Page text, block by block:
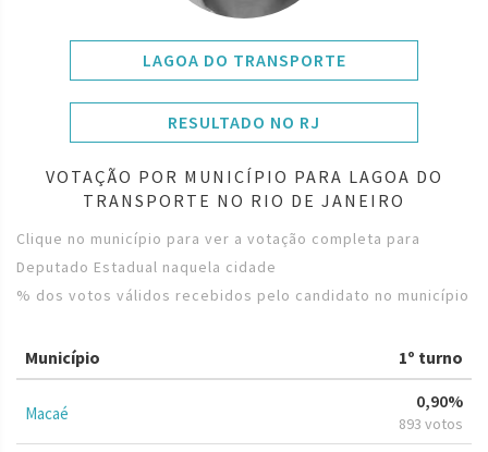
LAGOA DO TRANSPORTE
RESULTADO NO RJ
VOTAÇÃO POR MUNICÍPIO PARA LAGOA DO
TRANSPORTE NO RIO DE JANEIRO
Clique no município para ver a votação completa para
Deputado Estadual naquela cidade
% dos votos válidos recebidos pelo candidato no município
Município 1º turno
Macaé
0,90%
893 votos